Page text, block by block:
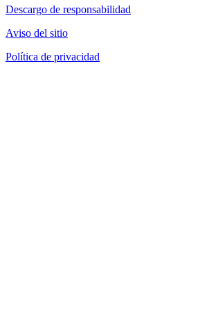
Descargo de responsabilidad
Aviso del sitio
Política de privacidad